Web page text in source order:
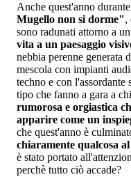
Anche quest'anno
Mugello non si dorme",
sono radunati attorno a
vita a un paesaggio
nebbia perenne generata
mescola con impianti
techno e con
tipo che fanno a gara a
rumorosa e orgiastica
apparire come un
che quest'anno è
chiaramente qualcosa
è stato portato
perchè tutto ciò accade?